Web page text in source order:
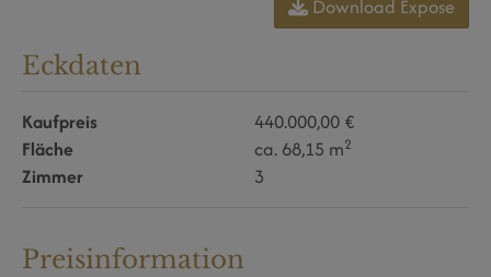
Download Expose
Eckdaten
Kaufpreis
440.000,00 €
Fläche
ca. 68,15 m2
Zimmer 3
Preisinformation